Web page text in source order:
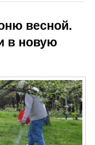
весной.
в новую